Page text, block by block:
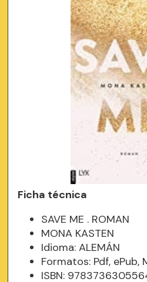
Ficha técnica
SAVE ME . ROMAN
MONA KASTEN
Idioma: ALEMÁN
Formatos: Pdf, ePub,
ISBN: